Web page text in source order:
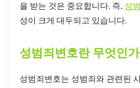
을 받는 것은 중요합니다. 즉, 성
성이 크게 대두되고 있습니다.
성범죄변호란 무엇인
성범죄변호는 성범죄와 관련된